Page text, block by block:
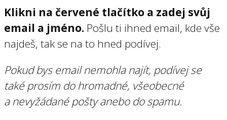
Klikni na červené tlačítko a zadej svůj
email a jméno. Pošlu ti ihned email, kde vše
najdeš, tak se na to hned podívej.
Pokud bys email nemohla najít, podívej se
také prosím do hromadné, všeobecné
a nevyžádané pošty anebo do spamu.